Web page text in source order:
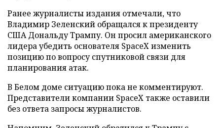
Ранее журналисты издания отмечали, что
Владимир Зеленский обращался к президенту
США Дональду Трампу. Он просил американского
лидера убедить основателя SpaceX изменить
позицию по вопросу спутниковой связи для
планирования атак.
В Белом доме ситуацию пока не комментируют.
Представители компании SpaceX также оставили
без ответа запросы журналистов.